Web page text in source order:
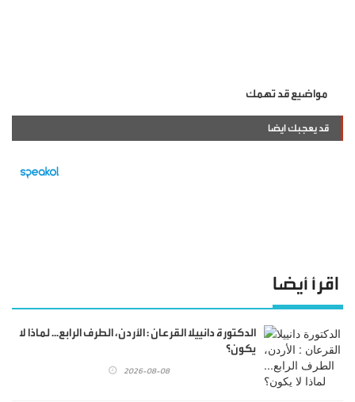
مواضيع قد تهمك
قد يعجبك ايضا
اقرأ أيضا
الدكتورة دانييلا القرعان : الأردن، الطرف الرابع... لماذا لا
يكون؟
2026-08-08